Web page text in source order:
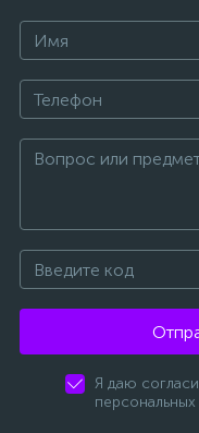
Я даю